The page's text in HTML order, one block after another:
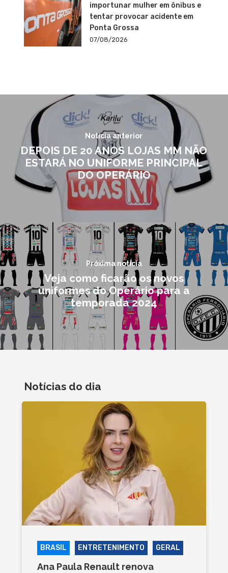
importunar mulher em ônibus e
tentar provocar acidente em
Ponta Grossa
07/08/2026
Notícia anterior
DEPOIS DE 20 ANOS LOJAS MM NÃO
ESTARÁ NO UNIFORME PRINCIPAL
DO OPERÁRIO
Próxima notícia
Veja como ficarão os novos
uniformes do Operário para a
temporada 2024
Notícias do dia
BRASIL ENTRETENIMENTO GERAL
Ana Paula Renault renova